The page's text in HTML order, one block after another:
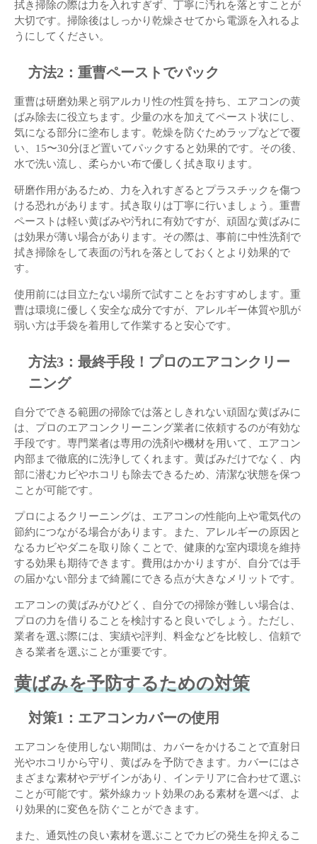
拭き掃除の際は力を入れすぎず、丁寧に汚れを落とすことが
大切です。掃除後はしっかり乾燥させてから電源を入れるよ
うにしてください。
方法2：重曹ペーストでパック
重曹は研磨効果と弱アルカリ性の性質を持ち、エアコンの黄
ばみ除去に役立ちます。少量の水を加えてペースト状にし、
気になる部分に塗布します。乾燥を防ぐためラップなどで覆
い、15〜30分ほど置いてパックすると効果的です。その後、
水で洗い流し、柔らかい布で優しく拭き取ります。
研磨作用があるため、力を入れすぎるとプラスチックを傷つ
ける恐れがあります。拭き取りは丁寧に行いましょう。重曹
ペーストは軽い黄ばみや汚れに有効ですが、頑固な黄ばみに
は効果が薄い場合があります。その際は、事前に中性洗剤で
拭き掃除をして表面の汚れを落としておくとより効果的で
す。
使用前には目立たない場所で試すことをおすすめします。重
曹は環境に優しく安全な成分ですが、アレルギー体質や肌が
弱い方は手袋を着用して作業すると安心です。
方法3：最終手段！プロのエアコンクリー
ニング
自分でできる範囲の掃除では落としきれない頑固な黄ばみに
は、プロのエアコンクリーニング業者に依頼するのが有効な
手段です。専門業者は専用の洗剤や機材を用いて、エアコン
内部まで徹底的に洗浄してくれます。黄ばみだけでなく、内
部に潜むカビやホコリも除去できるため、清潔な状態を保つ
ことが可能です。
プロによるクリーニングは、エアコンの性能向上や電気代の
節約につながる場合があります。また、アレルギーの原因と
なるカビやダニを取り除くことで、健康的な室内環境を維持
する効果も期待できます。費用はかかりますが、自分では手
の届かない部分まで綺麗にできる点が大きなメリットです。
エアコンの黄ばみがひどく、自分での掃除が難しい場合は、
プロの力を借りることを検討すると良いでしょう。ただし、
業者を選ぶ際には、実績や評判、料金などを比較し、信頼で
きる業者を選ぶことが重要です。
黄ばみを予防するための対策
対策1：エアコンカバーの使用
エアコンを使用しない期間は、カバーをかけることで直射日
光やホコリから守り、黄ばみを予防できます。カバーにはさ
まざまな素材やデザインがあり、インテリアに合わせて選ぶ
ことが可能です。紫外線カット効果のある素材を選べば、よ
り効果的に変色を防ぐことができます。
また、通気性の良い素材を選ぶことでカビの発生を抑えるこ